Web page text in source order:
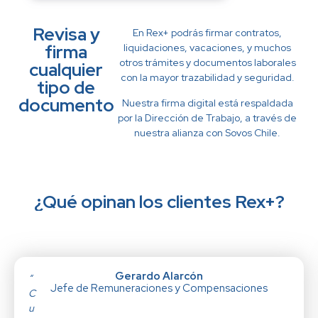
Revisa y
firma
cualquier
tipo de
documento
En Rex+ podrás firmar contratos,
liquidaciones, vacaciones, y muchos
otros trámites y documentos laborales
con la mayor trazabilidad y seguridad.
Nuestra firma digital está respaldada
por la Dirección de Trabajo, a través de
nuestra alianza con Sovos Chile.
¿Qué opinan los clientes Rex+?
“
C
u
Gerardo Alarcón
Jefe de Remuneraciones y Compensaciones